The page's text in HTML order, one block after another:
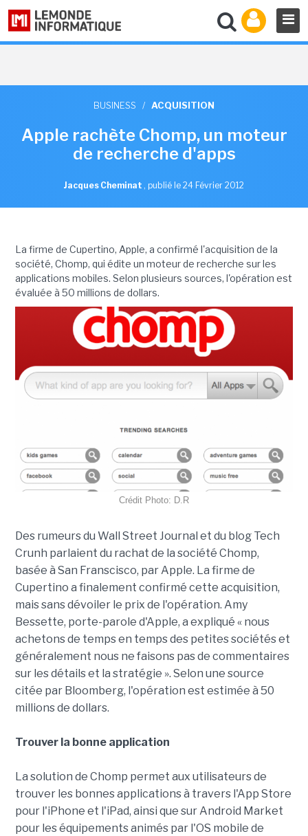
BUSINESS / ACQUISITION
Apple rachète Chomp, un moteur
de recherche d'apps
Jacques Cheminat , publié le 24 Février 2012
La firme de Cupertino, Apple, a confirmé l'acquisition de la
société, Chomp, qui édite un moteur de recherche sur les
applications mobiles. Selon plusieurs sources, l'opération est
évaluée à 50 millions de dollars.
Crédit Photo: D.R
Des rumeurs du Wall Street Journal et du blog Tech
Crunh parlaient du rachat de la société Chomp,
basée à San Franscisco, par Apple. La firme de
Cupertino a finalement confirmé cette acquisition,
mais sans dévoiler le prix de l'opération. Amy
Bessette, porte-parole d'Apple, a expliqué « nous
achetons de temps en temps des petites sociétés et
généralement nous ne faisons pas de commentaires
sur les détails et la stratégie ». Selon une source
citée par Bloomberg, l'opération est estimée à 50
millions de dollars.
Trouver la bonne application
La solution de Chomp permet aux utilisateurs de
trouver les bonnes applications à travers l'App Store
pour l'iPhone et l'iPad, ainsi que sur Android Market
pour les équipements animés par l'OS mobile de